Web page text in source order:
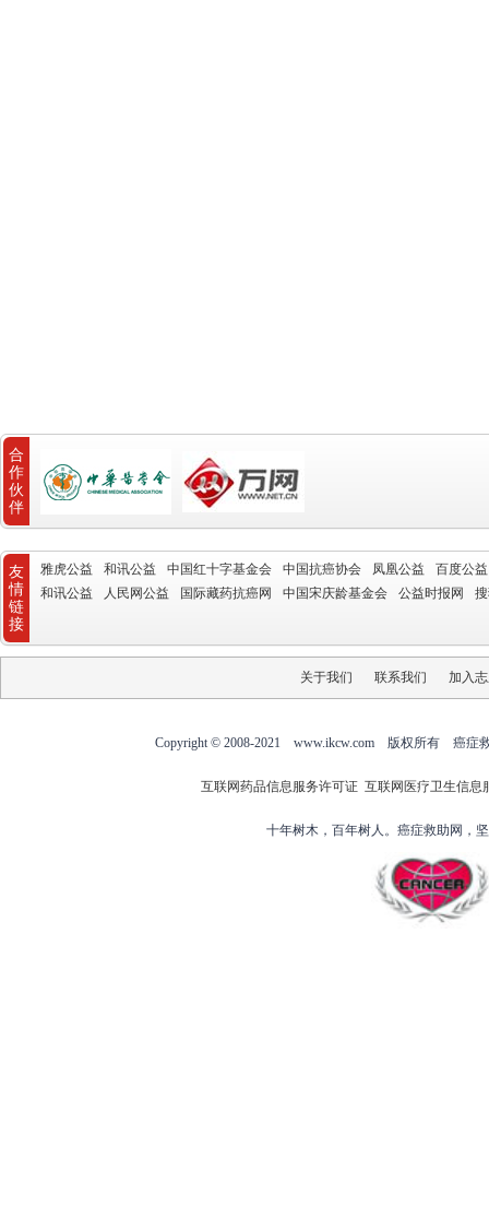
合
作
伙
伴
友
情
链
接
雅虎公益 和讯公益 中国红十字基金会 中国抗癌协会 凤凰公益
百度公益
和讯公益
人民网公益 国际藏药抗癌网 中国宋庆龄基金会 公益时报网
关于我们 联系我们 加入
Copyright © 2008-2021 www.ikcw.com 版权所有 癌症
互联网药品信息服务许可证 互联网医疗卫生信息
十年树木，百年树人。癌症救助网，